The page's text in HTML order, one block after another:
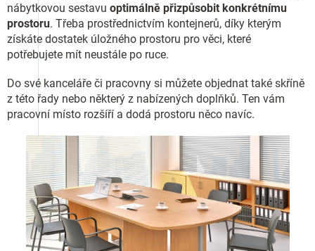
nábytkovou sestavu optimálně přizpůsobit konkrétnímu
prostoru. Třeba prostřednictvím kontejnerů, díky kterým
získáte dostatek úložného prostoru pro věci, které
potřebujete mít neustále po ruce.
Do své kanceláře či pracovny si můžete objednat také skříně
z této řady nebo některý z nabízených doplňků. Ten vám
pracovní místo rozšíří a dodá prostoru něco navíc.